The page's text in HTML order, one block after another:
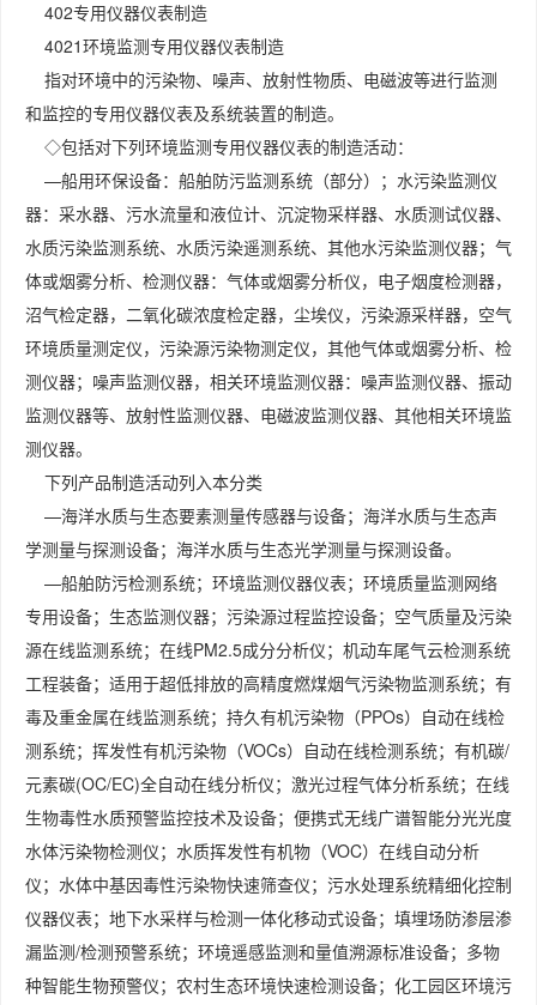
402专用仪器仪表制造
4021环境监测专用仪器仪表制造
指对环境中的污染物、噪声、放射性物质、电磁波等进行监测
和监控的专用仪器仪表及系统装置的制造。
◇包括对下列环境监测专用仪器仪表的制造活动：
—船用环保设备：船舶防污监测系统（部分）；水污染监测仪
器：采水器、污水流量和液位计、沉淀物采样器、水质测试仪器、
水质污染监测系统、水质污染遥测系统、其他水污染监测仪器；气
体或烟雾分析、检测仪器：气体或烟雾分析仪，电子烟度检测器，
沼气检定器，二氧化碳浓度检定器，尘埃仪，污染源采样器，空气
环境质量测定仪，污染源污染物测定仪，其他气体或烟雾分析、检
测仪器；噪声监测仪器，相关环境监测仪器：噪声监测仪器、振动
监测仪器等、放射性监测仪器、电磁波监测仪器、其他相关环境监
测仪器。
下列产品制造活动列入本分类
—海洋水质与生态要素测量传感器与设备；海洋水质与生态声
学测量与探测设备；海洋水质与生态光学测量与探测设备。
—船舶防污检测系统；环境监测仪器仪表；环境质量监测网络
专用设备；生态监测仪器；污染源过程监控设备；空气质量及污染
源在线监测系统；在线PM2.5成分分析仪；机动车尾气云检测系统
工程装备；适用于超低排放的高精度燃煤烟气污染物监测系统；有
毒及重金属在线监测系统；持久有机污染物（PPOs）自动在线检
测系统；挥发性有机污染物（VOCs）自动在线检测系统；有机碳/
元素碳(OC/EC)全自动在线分析仪；激光过程气体分析系统；在线
生物毒性水质预警监控技术及设备；便携式无线广谱智能分光光度
水体污染物检测仪；水质挥发性有机物（VOC）在线自动分析
仪；水体中基因毒性污染物快速筛查仪；污水处理系统精细化控制
仪器仪表；地下水采样与检测一体化移动式设备；填埋场防渗层渗
漏监测/检测预警系统；环境遥感监测和量值溯源标准设备；多物
种智能生物预警仪；农村生态环境快速检测设备；化工园区环境污